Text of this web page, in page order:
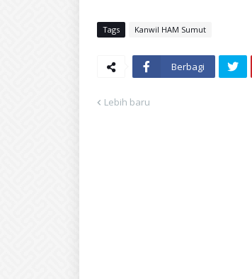
Tags Kanwil HAM Sumut
Berbagi
Lebih baru